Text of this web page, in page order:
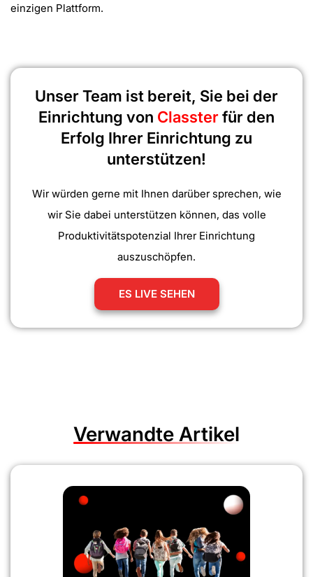
einzigen Plattform.
Unser Team ist bereit, Sie bei der
Einrichtung von Classterfür den
Erfolg Ihrer Einrichtung zu
unterstützen!
Wir würden gerne mit Ihnen darüber sprechen, wie
wir Sie dabei unterstützen können, das volle
Produktivitätspotenzial Ihrer Einrichtung
auszuschöpfen.
ES LIVE SEHEN
Verwandte Artikel